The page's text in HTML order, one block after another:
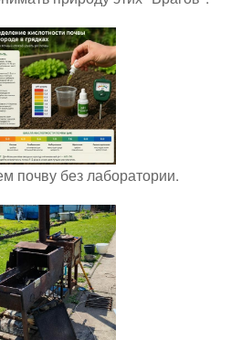
почву без лаборатории.